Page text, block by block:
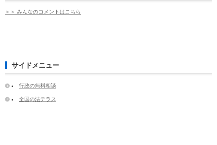
＞＞ みんなのコメントはこちら
サイドメニュー
行政の無料相談
全国の法テラス